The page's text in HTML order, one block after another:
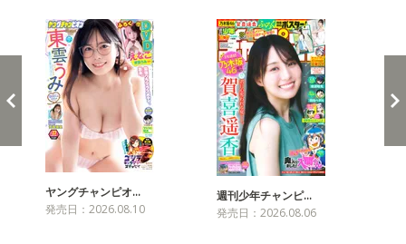
ヤングチャンピオ…
発売日：2026.08.10
週刊少年チャンピ…
発売日：2026.08.06